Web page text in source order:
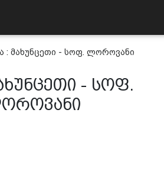
: მახუნცეთი - სოფ. ლოროვანი
- სოფ.